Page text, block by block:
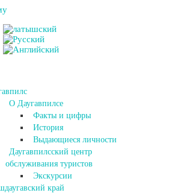
О Даугавпилсе
Факты и цифры
История
Выдающиеся личности
Даугавпилсский центр
обслуживания туристов
Экскурсии
край